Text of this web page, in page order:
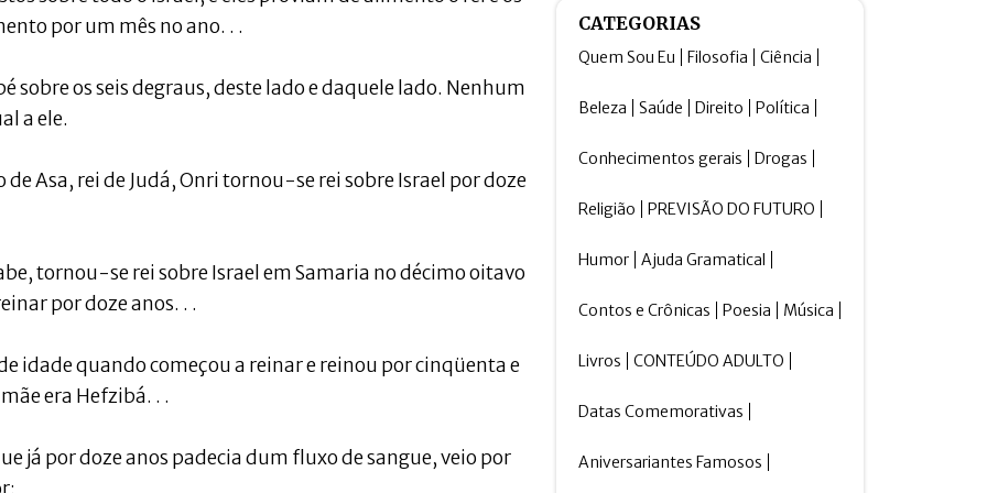
por um mês no ano. . .
sobre os seis degraus, deste lado e daquele lado. Nenhum
a ele.
Asa, rei de Judá, Onri tornou-se rei sobre Israel por doze
tornou-se rei sobre Israel em Samaria no décimo oitavo
por doze anos. . .
idade quando começou a reinar e reinou por cinqüenta e
era Hefzibá. . .
já por doze anos padecia dum fluxo de sangue, veio por
CATEGORIAS
Quem Sou Eu Filosofia Ciência
Beleza Saúde Direito Política
Conhecimentos gerais Drogas
Religião PREVISÃO DO FUTURO
Humor Ajuda Gramatical
Contos e Crônicas Poesia Música
Livros CONTEÚDO ADULTO
Datas Comemorativas
Aniversariantes Famosos